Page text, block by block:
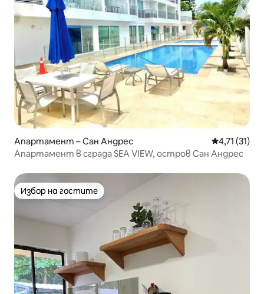
Апартамент – Сан Андрес Средна
4,71 (31)
Апартамент в сграда SEA VIEW, остров Сан Андрес
Избор на гостите
Избор на гостите